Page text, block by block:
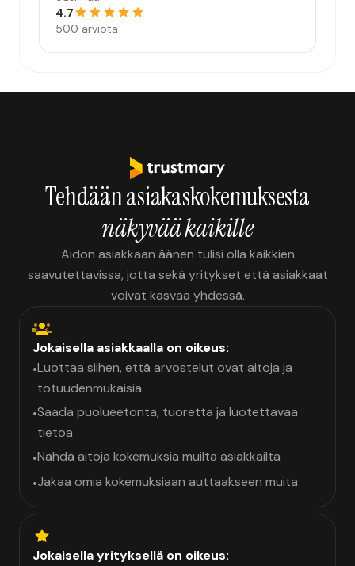
4.7
500 arviota
Tehdään asiakaskokemuksesta
näkyvää kaikille
Aidon asiakkaan äänen tulisi olla kaikkien
saavutettavissa, jotta sekä yritykset että asiakkaat
voivat kasvaa yhdessä.
Jokaisella asiakkaalla on oikeus:
•Luottaa siihen, että arvostelut ovat aitoja ja
totuudenmukaisia
•Saada puolueetonta, tuoretta ja luotettavaa
tietoa
•Nähdä aitoja kokemuksia muilta asiakkailta
•Jakaa omia kokemuksiaan auttaakseen muita
Jokaisella yrityksellä on oikeus: